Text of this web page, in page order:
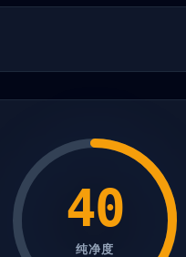
40
纯净度